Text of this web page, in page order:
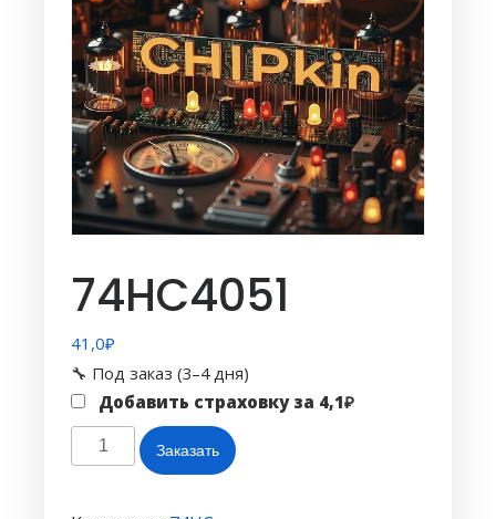
74HC4051
41,0₽
🔧 Под заказ (3–4 дня)
Добавить страховку за 4,1₽
Количество
товара
Заказать